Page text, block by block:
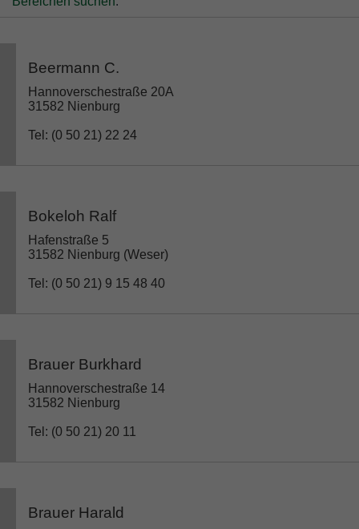
Beermann C.
Hannoverschestraße 20A
31582 Nienburg
Tel: (0 50 21) 22 24
Bokeloh Ralf
Hafenstraße 5
31582 Nienburg (Weser)
Tel: (0 50 21) 9 15 48 40
Brauer Burkhard
Hannoverschestraße 14
31582 Nienburg
Tel: (0 50 21) 20 11
Brauer Harald